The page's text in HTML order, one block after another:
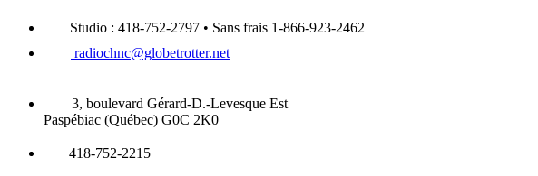
Studio : 418-752-2797 • Sans frais 1-866-923-2462
radiochnc@globetrotter.net
3, boulevard Gérard-D.-Levesque Est
Paspébiac (Québec) G0C 2K0
418-752-2215